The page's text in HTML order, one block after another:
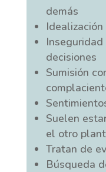
demás
decisiones
Sumisión
Suelen
el otro
Tratan de
Búsqueda